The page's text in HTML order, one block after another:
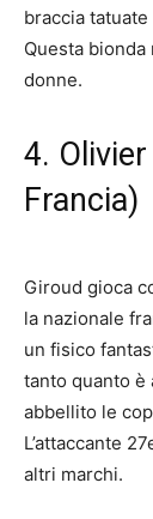
braccia
Questa
donne.
4.
Francia)
Giroud gioca
la nazionale
un fisico
tanto quanto è
abbellito le
L’attaccante
altri marchi.